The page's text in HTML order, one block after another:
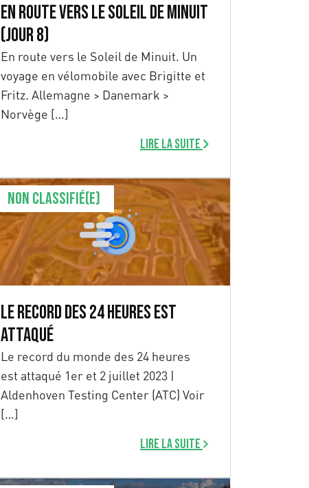
En route vers le Soleil de Minuit
(Jour 8)
En route vers le Soleil de Minuit. Un
voyage en vélomobile avec Brigitte et
Fritz. Allemagne > Danemark >
Norvège […]
Lire la suite
Non classifié(e)
Le record des 24 heures est
attaqué
Le record du monde des 24 heures
est attaqué 1er et 2 juillet 2023 |
Aldenhoven Testing Center (ATC) Voir
[…]
Lire la suite